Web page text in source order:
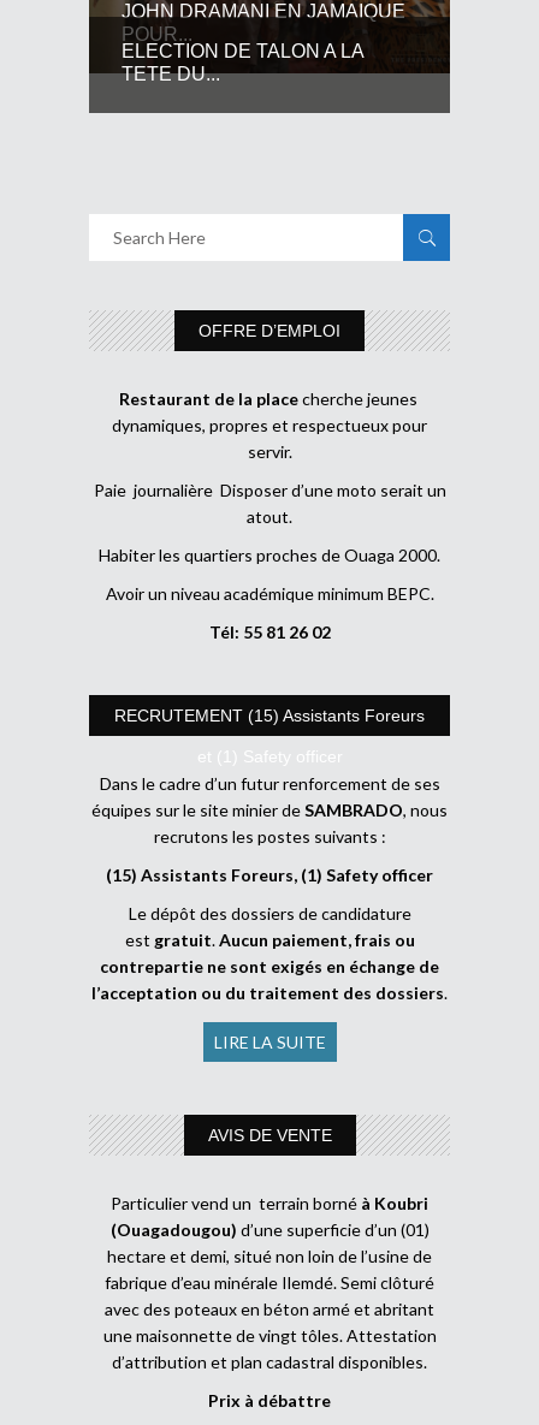
JOHN DRAMANI EN JAMAIQUE
POUR...
ELECTION DE TALON A LA
TETE DU...
OFFRE D’EMPLOI
Restaurant de la placecherche jeunes
dynamiques, propres et respectueux pour
servir.
Paie journalière Disposer d’une moto serait un
atout.
Habiter les quartiers proches de Ouaga 2000.
Avoir un niveau académique minimum BEPC.
Tél: 55 81 26 02
RECRUTEMENT (15) Assistants Foreurs
et (1) Safety officer
Dans le cadre d’un futur renforcement de ses
équipes sur le site minier deSAMBRADO, nous
recrutons les postes suivants :
(15) Assistants Foreurs, (1) Safety officer
Le dépôt des dossiers de candidature
est gratuit.Aucun paiement, frais ou
contrepartie ne sont exigés en échange de
l’acceptation ou du traitement des dossiers.
LIRE LA SUITE
AVIS DE VENTE
Particulier vend un terrain borné à Koubri
(Ouagadougou) d’une superficie d’un (01)
hectare et demi, situé non loin de l’usine de
fabrique d’eau minérale Ilemdé. Semi clôturé
avec des poteaux en béton armé et abritant
une maisonnette de vingt tôles. Attestation
d’attribution et plan cadastral disponibles.
Prix à débattre